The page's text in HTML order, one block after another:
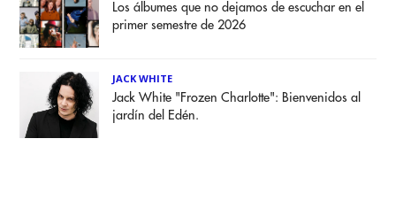
Los álbumes que no dejamos de escuchar en el
primer semestre de 2026
JACK WHITE
Jack White "Frozen Charlotte": Bienvenidos al
jardín del Edén.